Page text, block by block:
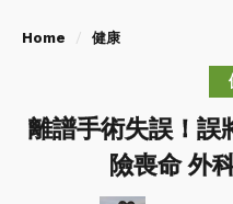
Home 健康
離譜手術失誤！誤
險喪命 外